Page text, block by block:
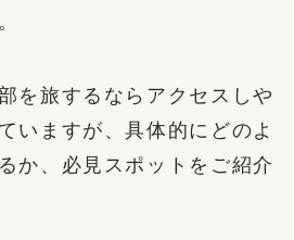
を旅するならアクセスしや
いますが、具体的にどのよ
か、必見スポットをご紹介